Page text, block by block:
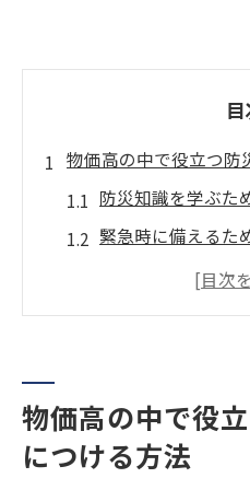
物価高の中で役立つ防
防災知識を学ぶた
緊急時に備えるた
物価高時にも役立
家族で共有すべき
物価高に対応するため
コストパフォーマ
物価高の中で役
につける方法